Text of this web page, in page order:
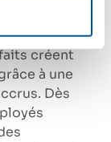
créent
à une
Dès